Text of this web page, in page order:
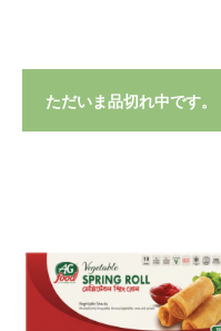
ただいま品切れ中です。